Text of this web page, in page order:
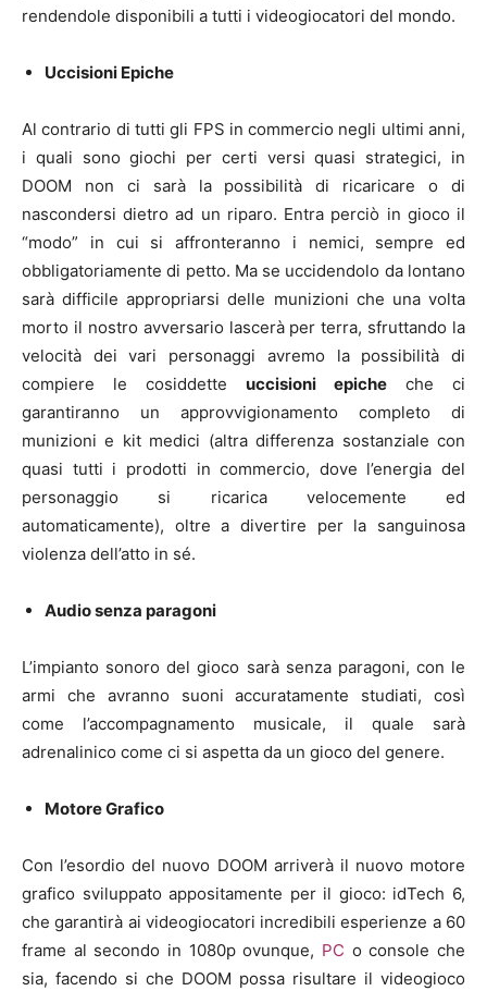
rendendole disponibili a tutti i videogiocatori del mondo.
Uccisioni Epiche
Al contrario di tutti gli FPS in commercio negli ultimi anni,
i quali sono giochi per certi versi quasi strategici, in
DOOM non ci sarà la possibilità di ricaricare o di
nascondersi dietro ad un riparo. Entra perciò in gioco il
“modo” in cui si affronteranno i nemici, sempre ed
obbligatoriamente di petto. Ma se uccidendolo da lontano
sarà difficile appropriarsi delle munizioni che una volta
morto il nostro avversario lascerà per terra, sfruttando la
velocità dei vari personaggi avremo la possibilità di
compiere le cosiddette uccisioni epiche che ci
garantiranno un approvvigionamento completo di
munizioni e kit medici (altra differenza sostanziale con
quasi tutti i prodotti in commercio, dove l’energia del
personaggio si ricarica velocemente ed
automaticamente), oltre a divertire per la sanguinosa
violenza dell’atto in sé.
Audio senza paragoni
L’impianto sonoro del gioco sarà senza paragoni, con le
armi che avranno suoni accuratamente studiati, così
come l’accompagnamento musicale, il quale sarà
adrenalinico come ci si aspetta da un gioco del genere.
Motore Grafico
Con l’esordio del nuovo DOOM arriverà il nuovo motore
grafico sviluppato appositamente per il gioco: idTech 6,
che garantirà ai videogiocatori incredibili esperienze a 60
frame al secondo in 1080p ovunque, PC o console che
sia, facendo si che DOOM possa risultare il videogioco